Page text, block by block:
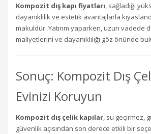
Kompozit dış kapı fiyatları, sağladığı
dayanıklılık ve estetik avantajlarla
makuldür. Yatırım yaparken, uzun vadede
maliyetlerini ve dayanıklılığı göz önünde
Sonuç: Kompozit Dış
Evinizi Koruyun
Kompozit dış çelik kapılar, su geçirmez,
güvenlik açısından son derece etkili bir